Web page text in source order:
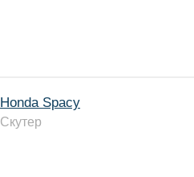
Honda Spacy
Скутер